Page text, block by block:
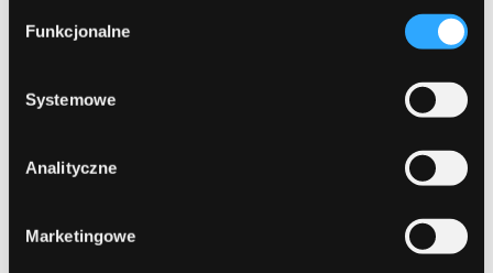
formy korzystania z plików cookies. Więcej:
Polityka
zgody
Funkcjonalne
Systemowe
Analityczne
Marketingowe
sierpień 2018
marzec 2018